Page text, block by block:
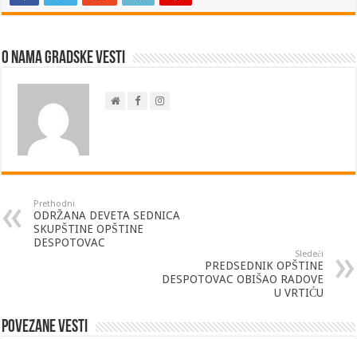
O nama Gradske Vesti
Prethodni
ODRŽANA DEVETA SEDNICA
SKUPŠTINE OPŠTINE
DESPOTOVAC
Sledeći
PREDSEDNIK OPŠTINE
DESPOTOVAC OBIŠAO RADOVE
U VRTIĆU
Povezane vesti